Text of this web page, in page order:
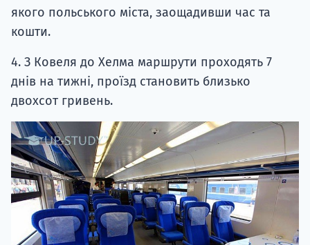
якого польського міста, заощадивши час та
кошти.
4. З Ковеля до Хелма маршрути проходять 7
днів на тижні, проїзд становить близько
двохсот гривень.